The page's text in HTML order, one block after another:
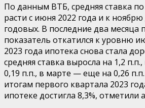
По данным ВТБ, средняя ставка
расти с июня 2022 года и к ноябрю
годовых. В последние два месяца
показатель откатился к уровню
2023 года ипотека снова стала
средняя ставка выросла на 1,2
0,19 п.п., в марте — еще на 0,26
итогам первого квартала 2023
ипотеке достигла 8,3%, отметили